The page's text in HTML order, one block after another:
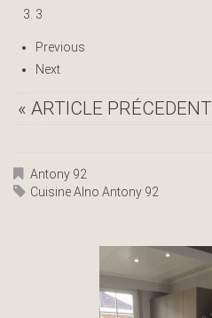
3
Previous
Next
« ARTICLE PRÉCEDENT
Antony 92
Cuisine Alno Antony 92